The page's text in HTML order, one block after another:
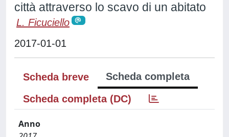
città attraverso lo scavo di un abitato
L. Ficuciello
2017-01-01
Scheda breve
Scheda completa
Scheda completa (DC)
Anno